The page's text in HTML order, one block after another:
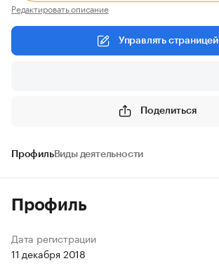
Редактировать описание
Управлять страницей
Поделиться
ПрофильВиды деятельности
Профиль
Дата регистрации
11 декабря 2018